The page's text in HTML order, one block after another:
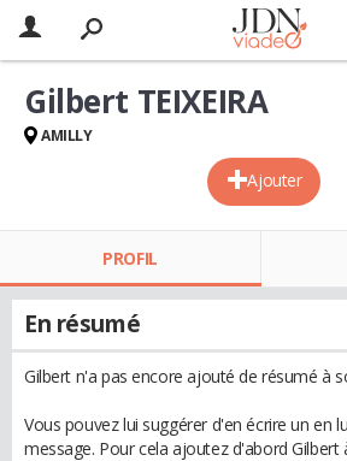
Ajouter
Gilbert TEIXEIRA
AMILLY
PROFIL
En résumé
Gilbert n'a pas encore ajouté de résumé à
Vous pouvez lui suggérer d'en écrire un en
message. Pour cela ajoutez d'abord Gilbert